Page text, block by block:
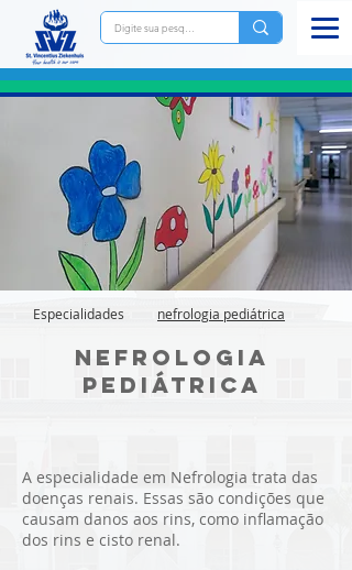
Especialidades nefrologia pediátrica
Nefrologia
pediátrica
A especialidade em Nefrologia trata das
doenças renais. Essas são condições que
causam danos aos rins, como inflamação
dos rins e cisto renal.